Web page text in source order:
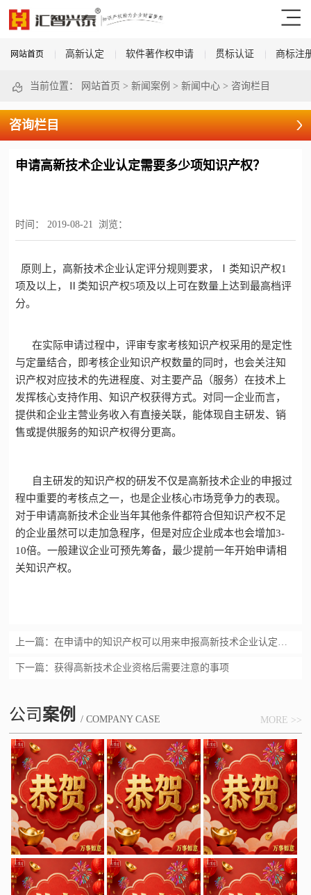
网站首页 高新认定 软件著作权申请 贯标认证 商标注
当前位置： 网站首页 > 新闻案例 > 新闻中心> 咨询栏目
咨询栏目
申请高新技术企业认定需要多少项知识产权？
时间： 2019-08-21 浏览：
原则上，高新技术企业认定评分规则要求，Ⅰ类知识产权1
项及以上，Ⅱ类知识产权5项及以上可在数量上达到最高档评
分。
在实际申请过程中，评审专家考核知识产权采用的是定性
与定量结合，即考核企业知识产权数量的同时，也会关注知
识产权对应技术的先进程度、对主要产品（服务）在技术上
发挥核心支持作用、知识产权获得方式。 对同一企业而言，
提供和企业主营业务收入有直接关联，能体现自主研发、销
售或提供服务的知识产权得分更高。
自主研发的知识产权的研发不仅是高新技术企业的申报过
程中重要的考核点之一，也是企业核心市场竞争力的表现。
对于申请高新技术企业当年其他条件都符合但知识产权不足
的企业虽然可以走加急程序，但是对应企业成本也会增加3-
10倍。一般建议企业可预先筹备，最少提前一年开始申请相
关知识产权。
上一篇： 在申请中的知识产权可以用来申报高新技术企业认定吗？
下一篇： 获得高新技术企业资格后需要注意的事项
公司案例 / COMPANY CASE MORE >>